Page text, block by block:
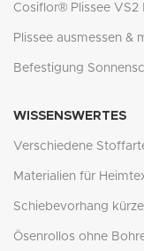
Cosiflor® Plissee VS2
Plissee ausmessen &
Befestigung
WISSENSWERTES
Verschiedene
Materialien für
Schiebevorhang
Ösenrollos ohne